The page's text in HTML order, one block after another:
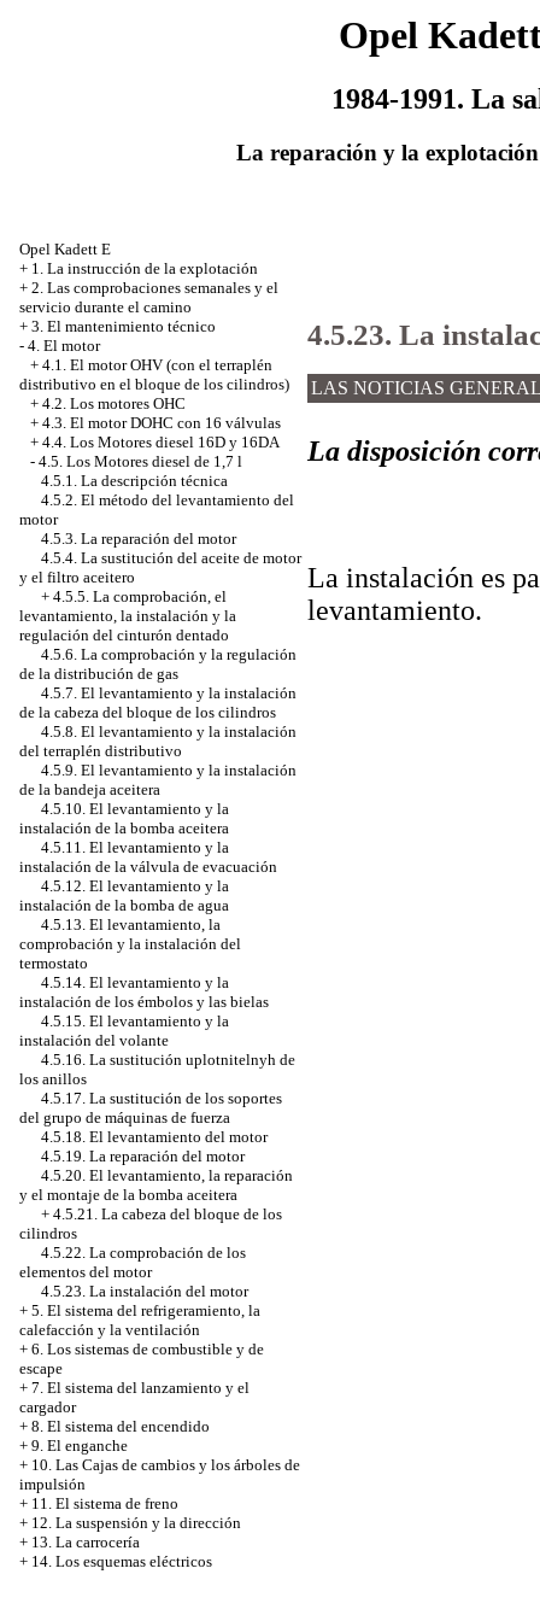
Opel
1984-1991. La
La reparación y la
Opel Kadett E
+ 1. La instrucción de la explotación
+ 2. Las comprobaciones semanales y el
servicio durante el camino
+ 3. El mantenimiento técnico
- 4. El motor
+ 4.1. El motor OHV (con el terraplén
distributivo en el bloque de los cilindros)
+ 4.2. Los motores OHC
+ 4.3. El motor DOHC con 16 válvulas
+ 4.4. Los Motores diesel 16D y 16DА
- 4.5. Los Motores diesel de 1,7 l
4.5.1. La descripción técnica
4.5.2. El método del levantamiento del
motor
4.5.3. La reparación del motor
4.5.4. La sustitución del aceite de motor
y el filtro aceitero
+ 4.5.5. La comprobación, el
levantamiento, la instalación y la
regulación del cinturón dentado
4.5.6. La comprobación y la regulación
de la distribución de gas
4.5.7. El levantamiento y la instalación
de la cabeza del bloque de los cilindros
4.5.8. El levantamiento y la instalación
del terraplén distributivo
4.5.9. El levantamiento y la instalación
de la bandeja aceitera
4.5.10. El levantamiento y la
instalación de la bomba aceitera
4.5.11. El levantamiento y la
instalación de la válvula de evacuación
4.5.12. El levantamiento y la
instalación de la bomba de agua
4.5.13. El levantamiento, la
comprobación y la instalación del
termostato
4.5.14. El levantamiento y la
instalación de los émbolos y las bielas
4.5.15. El levantamiento y la
instalación del volante
4.5.16. La sustitución uplotnitelnyh de
los anillos
4.5.17. La sustitución de los soportes
del grupo de máquinas de fuerza
4.5.18. El levantamiento del motor
4.5.19. La reparación del motor
4.5.20. El levantamiento, la reparación
y el montaje de la bomba aceitera
+ 4.5.21. La cabeza del bloque de los
cilindros
4.5.22. La comprobación de los
elementos del motor
4.5.23. La instalación del motor
+ 5. El sistema del refrigeramiento, la
calefacción y la ventilación
+ 6. Los sistemas de combustible y de
escape
+ 7. El sistema del lanzamiento y el
cargador
+ 8. El sistema del encendido
+ 9. El enganche
+ 10. Las Cajas de cambios y los árboles de
impulsión
+ 11. El sistema de freno
+ 12. La suspensión y la dirección
+ 13. La carrocería
+ 14. Los esquemas eléctricos
4.5.23. La
LAS NOTICIAS
La disposición
La instalación es
levantamiento.